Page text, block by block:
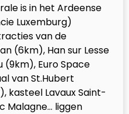
is in het Ardeense
Luxemburg)
van de
(6km), Han sur Lesse
(9km), Euro Space
van St.Hubert
kasteel Lavaux Saint-
Malagne... liggen